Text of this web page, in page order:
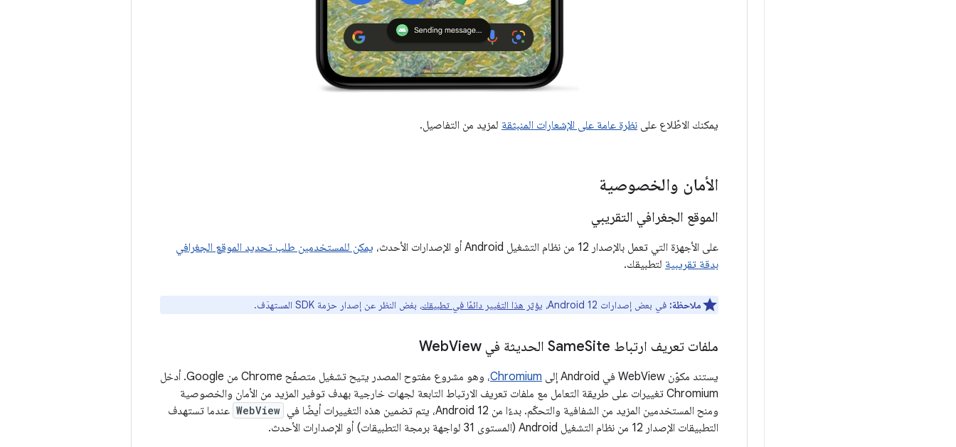
يمكنك الاطّلاع على نظرة عامة على الإشعارات المنبثقة لمزيد من التفاصيل.
الأمان والخصوصية
الموقع الجغرافي التقريبي
على الأجهزة التي تعمل بالإصدار 12 من نظام التشغيل Android أو الإصدارات الأحدث،
يمكن للمستخدمين طلب تحديد الموقع الجغرافي
بدقة تقريبية لتطبيقك.
ملاحظة: في بعض إصدارات Android 12، يؤثر هذا التغيير دائمًا في تطبيقك، بغض النظر عن إصدار حزمة SDK المستهدَف.
ملفات تعريف ارتباط Same Site الحديثة في Web View
يستند مكوّن WebView في Android إلى Chromium
، وهو مشروع مفتوح المصدر يتيح تشغيل متصفّح Chrome من Google. أدخل
Chromium تغييرات على طريقة التعامل مع ملفات تعريف الارتباط التابعة لجهات خارجية بهدف توفير المزيد من الأمان والخصوصية
ومنح المستخدمين المزيد من الشفافية والتحكّم. بدءًا من Android 12، يتم تضمين هذه التغييرات أيضًا في
WebView عندما تستهدف
التطبيقات الإصدار 12 من نظام التشغيل Android (المستوى 31 لواجهة برمجة التطبيقات) أو الإصدارات الأحدث.